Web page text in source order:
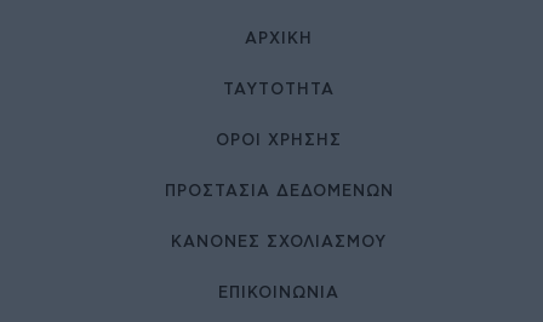
ΑΡΧΙΚΉ
ΤΑΥΤΌΤΗΤΑ
ΌΡΟΙ ΧΡΉΣΗΣ
ΠΡΟΣΤΑΣΙΑ ΔΕΔΟΜΕΝΩΝ
ΚΑΝΟΝΕΣ ΣΧΟΛΙΑΣΜΟΥ
ΕΠΙΚΟΙΝΩΝΊΑ